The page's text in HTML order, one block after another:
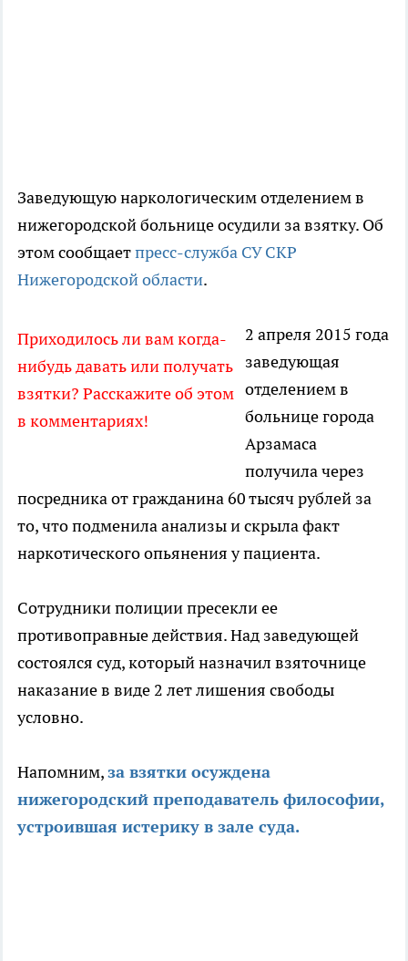
Заведующую наркологическим отделением в
нижегородской больнице осудили за взятку. Об
этом сообщаетпресс-служба СУ СКР
Нижегородской области.
Приходилось ли вам когда-
нибудь давать или получать
взятки? Расскажите об этом
в комментариях!
2 апреля 2015 года
заведующая
отделением в
больнице города
Арзамаса
получила через
посредника от гражданина 60 тысяч рублей за
то, что подменила анализы и скрыла факт
наркотического опьянения у пациента.
Сотрудники полиции пресекли ее
противоправные действия. Над заведующей
состоялся суд, который назначил взяточнице
наказание в виде 2 лет лишения свободы
условно.
Напомним,за взятки осуждена
нижегородский преподаватель философии,
устроившая истерику в зале суда.